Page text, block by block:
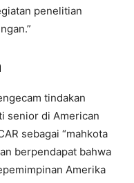
penelitian
tindakan
senior di American
sebagai “mahkota
berpendapat bahwa
Amerika